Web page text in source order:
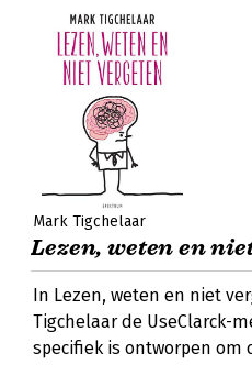
Mark Tigchelaar
Lezen, weten en
In Lezen, weten en niet
Tigchelaar de UseClarck-
specifiek is ontworpen om